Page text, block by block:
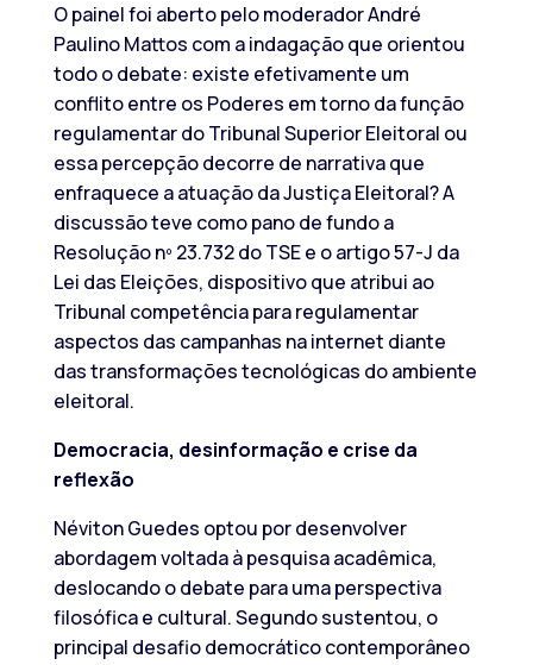
O painel foi aberto pelo moderador André
Paulino Mattos com a indagação que orientou
todo o debate: existe efetivamente um
conflito entre os Poderes em torno da função
regulamentar do Tribunal Superior Eleitoral ou
essa percepção decorre de narrativa que
enfraquece a atuação da Justiça Eleitoral? A
discussão teve como pano de fundo a
Resolução nº 23.732 do TSE e o artigo 57-J da
Lei das Eleições, dispositivo que atribui ao
Tribunal competência para regulamentar
aspectos das campanhas na internet diante
das transformações tecnológicas do ambiente
eleitoral.
Democracia, desinformação e crise da
reflexão
Néviton Guedes optou por desenvolver
abordagem voltada à pesquisa acadêmica,
deslocando o debate para uma perspectiva
filosófica e cultural. Segundo sustentou, o
principal desafio democrático contemporâneo